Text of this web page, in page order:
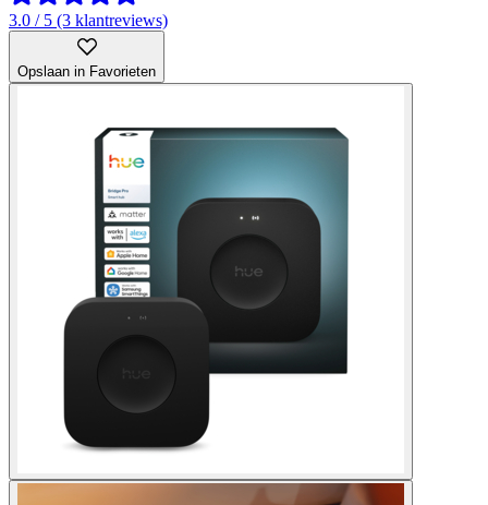
3.0 / 5 (3 klantreviews)
Opslaan in Favorieten